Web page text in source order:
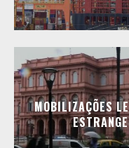
MOBILIZAÇÕES